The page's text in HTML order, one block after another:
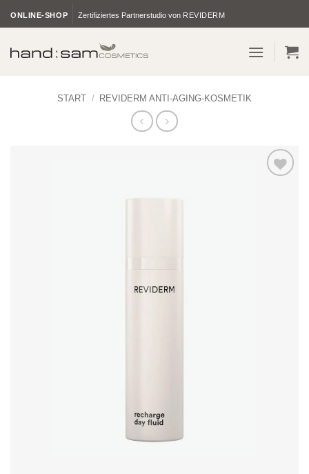
Inhalt
ONLINE-SHOP Zertifiziertes Partnerstudio von REVIDERM
START / REVIDERM ANTI-AGING-KOSMETIK